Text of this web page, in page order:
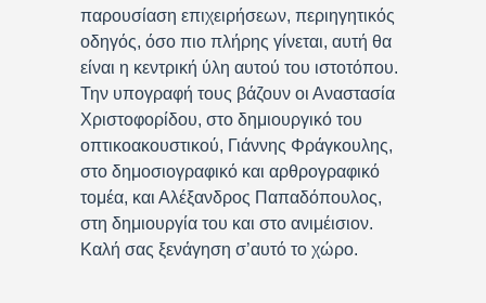
παρουσίαση επιχειρήσεων, περιηγητικός
οδηγός, όσο πιο πλήρης γίνεται, αυτή θα
είναι η κεντρική ύλη αυτού του ιστοτόπου.
Την υπογραφή τους βάζουν οι Αναστασία
Χριστοφορίδου, στο δημιουργικό του
οπτικοακουστικού, Γιάννης Φράγκουλης,
στο δημοσιογραφικό και αρθρογραφικό
τομέα, και Αλέξανδρος Παπαδόπουλος,
στη δημιουργία του και στο ανιμέισιον.
Καλή σας ξενάγηση σ’αυτό το χώρο.